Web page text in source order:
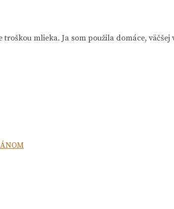
mlieka. Ja som použila domáce, väčšej